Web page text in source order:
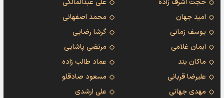
حجت اشرف زاده
علی عبدالمالکی
امید جهان
محمد اصفهانی
یوسف زمانی
گرشا رضایی
ایمان غلامی
مرتضی پاشایی
ماکان بند
عماد طالب زاده
علیرضا قربانی
مسعود صادقلو
مهدی جهانی
علی ارشدی